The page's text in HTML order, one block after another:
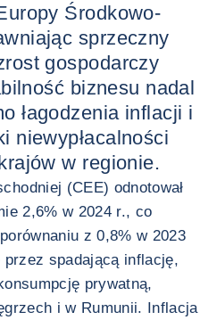
Środkowo-
sprzeczny
gospodarczy
biznesu nadal
łagodzenia inflacji i
niewypłacalności
w regionie.
(CEE) odnotował
2,6% w 2024 r., co
z 0,8% w 2023
przez spadającą inflację,
prywatną,
i w Rumunii. Inflacja